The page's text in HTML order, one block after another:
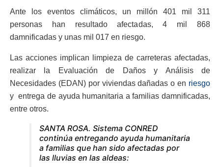
Ante los eventos climáticos, un millón 401 mil 311
personas han resultado afectadas, 4 mil 868
damnificadas y unas mil 017 en riesgo.
Las acciones implican limpieza de carreteras afectadas,
realizar la Evaluación de Daños y Análisis de
Necesidades (EDAN) por viviendas dañadas o en riesgo
y entrega de ayuda humanitaria a familias damnificadas,
entre otros.
SANTA ROSA. Sistema CONRED
continúa entregando ayuda humanitaria
a familias que han sido afectadas por
las lluvias en las aldeas: